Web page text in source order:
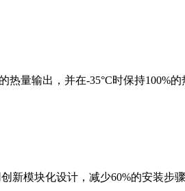
热量输出，并在-35°C时保持100%的
新模块化设计，减少60%的安装步